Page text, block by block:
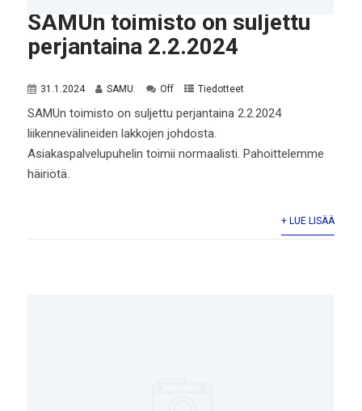
SAMUn toimisto on suljettu
perjantaina 2.2.2024
31.1.2024 SAMU. Off Tiedotteet
SAMUn toimisto on suljettu perjantaina 2.2.2024
liikennevälineiden lakkojen johdosta.
Asiakaspalvelupuhelin toimii normaalisti. Pahoittelemme
häiriötä.
+ LUE LISÄÄ